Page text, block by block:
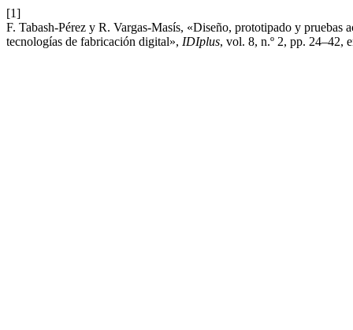
[1]
F. Tabash-Pérez y R. Vargas-Masís, «Diseño, prototipado y pruebas
tecnologías de fabricación digital», IDIplus, vol. 8, n.º 2, pp. 24–42,